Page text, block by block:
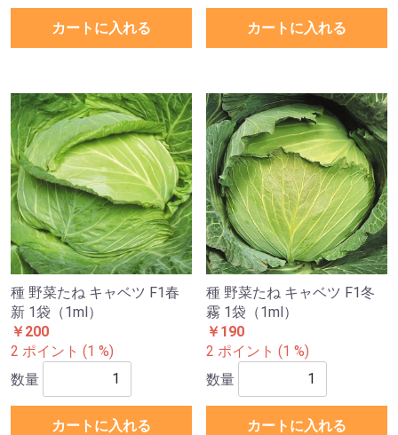
カートに入れる カートに入れる
種 野菜たね キャベツ F1春
新 1袋（1ml）
￥200
2 ポイント (1 %)
数量
カートに入れる
種 野菜たね キャベツ F1冬
霧 1袋（1ml）
￥190
2 ポイント (1 %)
数量
カートに入れる